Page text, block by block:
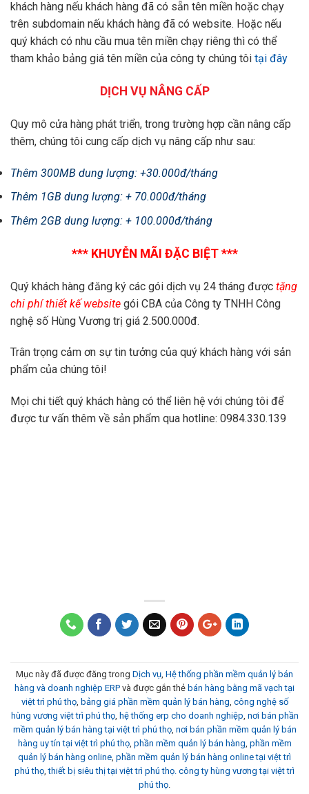
khách hàng nếu khách hàng đã có sẵn tên miền hoặc chạy
trên subdomain nếu khách hàng đã có website. Hoặc nếu
quý khách có nhu cầu mua tên miền chạy riêng thì có thể
tham khảo bảng giá tên miền của công ty chúng tôi tại đây
DỊCH VỤ NÂNG CẤP
Quy mô cửa hàng phát triển, trong trường hợp cần nâng cấp
thêm, chúng tôi cung cấp dịch vụ nâng cấp như sau:
Thêm 300MB dung lượng: +30.000đ/tháng
Thêm 1GB dung lượng: + 70.000đ/tháng
Thêm 2GB dung lượng: + 100.000đ/tháng
*** KHUYỄN MÃI ĐẶC BIỆT ***
Quý khách hàng đăng ký các gói dịch vụ 24 tháng được tặng
chi phí thiết kế website gói CBA của Công ty TNHH Công
nghệ số Hùng Vương trị giá 2.500.000đ.
Trân trọng cảm ơn sự tin tưởng của quý khách hàng với sản
phẩm của chúng tôi!
Mọi chi tiết quý khách hàng có thể liên hệ với chúng tôi để
được tư vấn thêm về sản phẩm qua hotline: 0984.330.139
Mục này đã được đăng trong Dịch vụ Hệ thống phần mềm quản lý bán
hàng và doanh nghiệp ERP và được gắn thẻ bán hàng bằng mã vạch tại
việt trì phú thọ, bảng giá phần mềm quản lý bán hàng công nghệ số
hùng vương việt trì phú thọ, hệ thống erp cho doanh nghiệp nơi bán phần
mềm quản lý bán hàng tại việt trì phú thọ, nơi bán phần mềm quản lý bán
hàng uy tín tại việt trì phú thọ, phần mềm quản lý bán hàng phần mềm
quản lý bán hàng online phần mềm quản lý bán hàng online tại việt trì
phú thọ ,thiết bị siêu thị tại việt trì phú thọ. công ty hùng vương tại việt trì
phú thọ